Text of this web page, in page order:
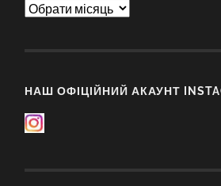
Архіви
НАШ ОФІЦІЙНИЙ АКАУНТ